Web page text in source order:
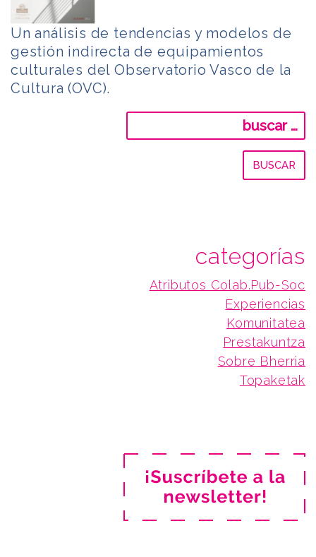
Un análisis de tendencias y modelos de
gestión indirecta de equipamientos
culturales del Observatorio Vasco de la
Cultura (OVC).
categorías
Atributos Colab.Pub-Soc
Experiencias
Komunitatea
Prestakuntza
Sobre Bherria
Topaketak